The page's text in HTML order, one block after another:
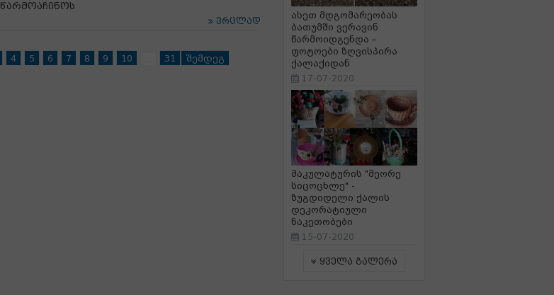
წარმოაჩინოს
ვრცლად
4 5 6 7 8 9 10 31 შემდეგ
ასეთ მდგომარეობას
ბათუმში ვერავინ
წარმოიდგენდა –
ფოტოები ზღვისპირა
ქალაქიდან
17-07-2020
მაკულატურის "მეორე
სიცოცხლე" -
ზუგდიდელი ქალის
დეკორატიული
ნაკეთობები
15-07-2020
ყველა გალერა